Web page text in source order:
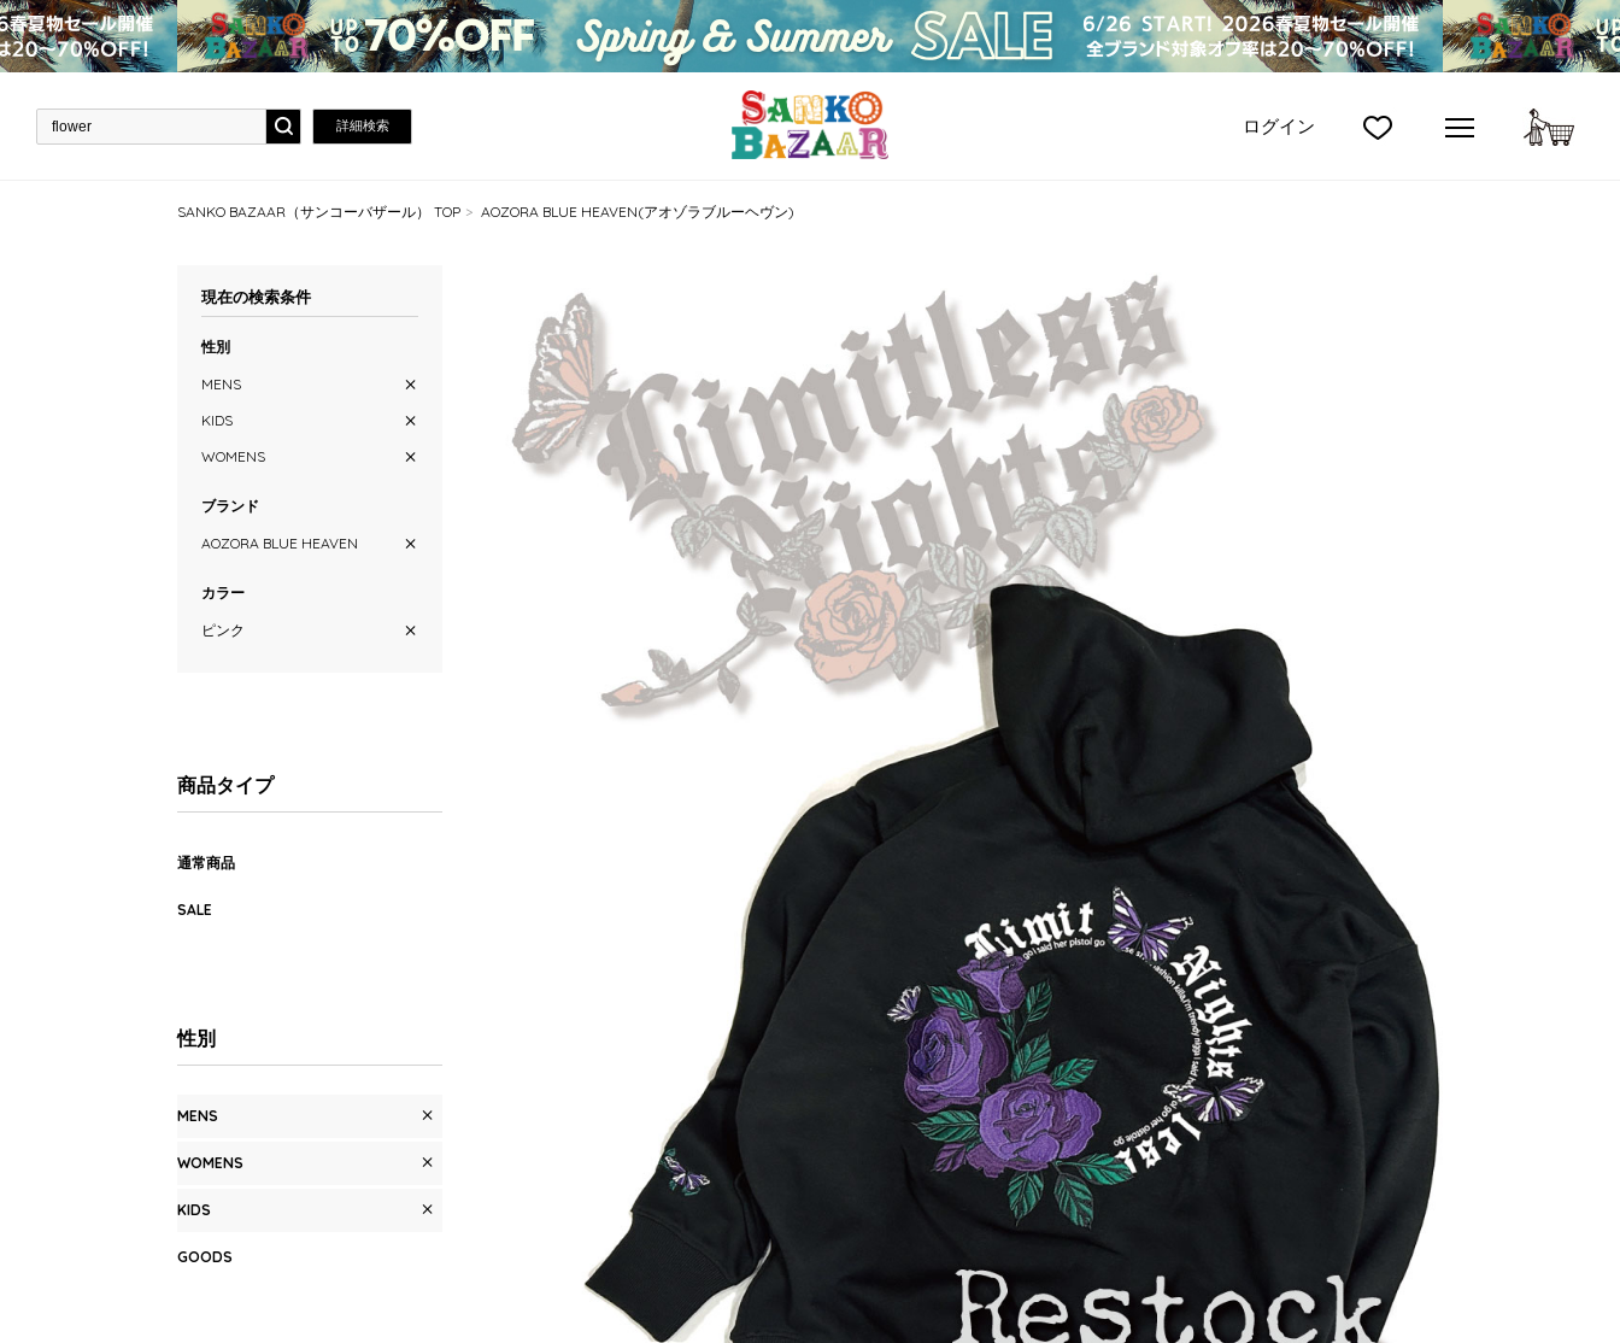
詳細検索 ログイン
SANKO BAZAAR（サンコーバザール） TOP AOZORA BLUE HEAVEN(アオゾラブルーヘヴン)
現在の検索条件
性別
MENS
KIDS
WOMENS
ブランド
AOZORA BLUE HEAVEN
カラー
ピンク
商品タイプ
通常商品
SALE
性別
MENS
WOMENS
KIDS
GOODS